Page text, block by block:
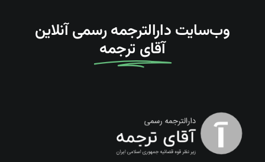
وب‌سایت دارالترجمه رسمی آنلاین
آقای ترجمه